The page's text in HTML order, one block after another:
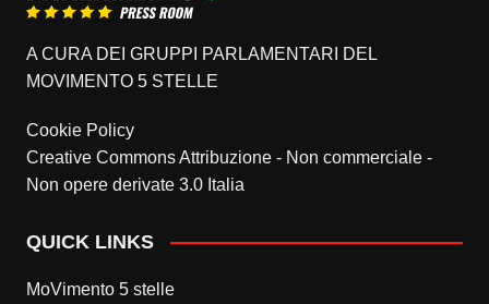
A CURA DEI GRUPPI PARLAMENTARI DEL
MOVIMENTO 5 STELLE
Cookie Policy
Creative Commons Attribuzione - Non commerciale -
Non opere derivate 3.0 Italia
QUICK LINKS
MoVimento 5 stelle